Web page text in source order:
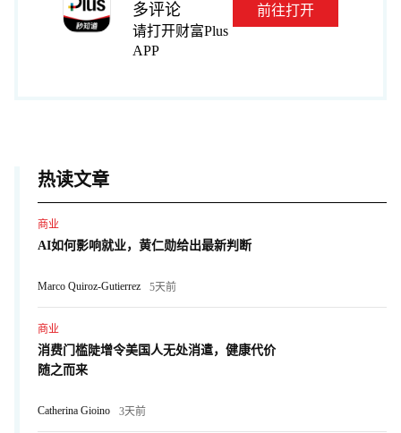
多评论
请打开财富Plus
APP
前往打开
热读文章
商业
AI如何影响就业，黄仁勋给出最新判断
Marco Quiroz-Gutierrez 5天前
商业
消费门槛陡增令美国人无处消遣，健康代价
随之而来
Catherina Gioino 3天前